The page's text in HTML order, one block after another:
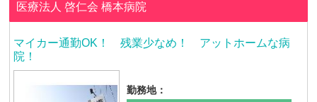
医療法人 啓仁会橋本病院
マイカー通勤OK！ 残業少なめ！ アットホームな病
院！
勤務地：